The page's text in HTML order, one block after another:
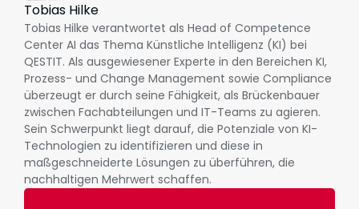
Tobias Hilke
Tobias Hilke verantwortet als Head of Competence
Center AI das Thema Künstliche Intelligenz (KI) bei
QESTIT. Als ausgewiesener Experte in den Bereichen KI,
Prozess- und Change Management sowie Compliance
überzeugt er durch seine Fähigkeit, als Brückenbauer
zwischen Fachabteilungen und IT-Teams zu agieren.
Sein Schwerpunkt liegt darauf, die Potenziale von KI-
Technologien zu identifizieren und diese in
maßgeschneiderte Lösungen zu überführen, die
nachhaltigen Mehrwert schaffen.